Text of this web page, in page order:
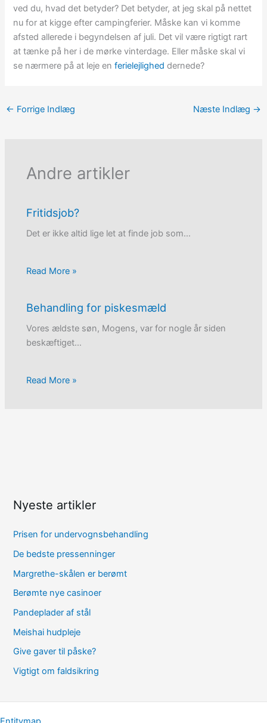
ved du, hvad det betyder? Det betyder, at jeg skal på nettet
nu for at kigge efter campingferier. Måske kan vi komme
afsted allerede i begyndelsen af juli. Det vil være rigtigt rart
at tænke på her i de mørke vinterdage. Eller måske skal vi
se nærmere på at leje enferielejlighed dernede?
← Forrige Indlæg Næste Indlæg →
Andre artikler
Fritidsjob?
Det er ikke altid lige let at finde job som…
Read More »
Behandling for piskesmæld
Vores ældste søn, Mogens, var for nogle år siden
beskæftiget…
Read More »
Nyeste artikler
Prisen for undervognsbehandling
De bedste pressenninger
Margrethe-skålen er berømt
Berømte nye casinoer
Pandeplader af stål
Meishai hudpleje
Give gaver til påske?
Vigtigt om faldsikring